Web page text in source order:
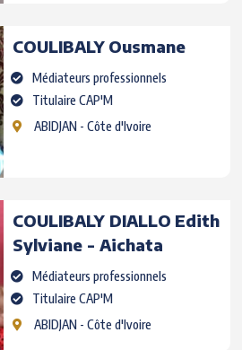
COULIBALY Ousmane
Médiateurs professionnels
Titulaire CAP'M
ABIDJAN- Côte d'Ivoire
COULIBALY DIALLO Edith
Sylviane - Aichata
Médiateurs professionnels
Titulaire CAP'M
ABIDJAN- Côte d'Ivoire